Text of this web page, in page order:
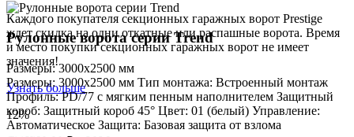
Каждого покупателя секционных гаражных ворот Prestige
ждет скидка на одни откатные или распашные ворота. Время
и место покупки секционных гаражных ворот не имеет
значения!
Узнать больше
12%
Рулонные ворота серии Trend
Размеры: 3000x2500 мм
Размеры: 3000x2500 мм Тип монтажа: Встроенный монтаж
Профиль: PD/77 c мягким пенным наполнителем Защитный
короб: Защитный короб 45° Цвет: 01 (белый) Управление:
Автоматическое Защита: Базовая защита от взлома